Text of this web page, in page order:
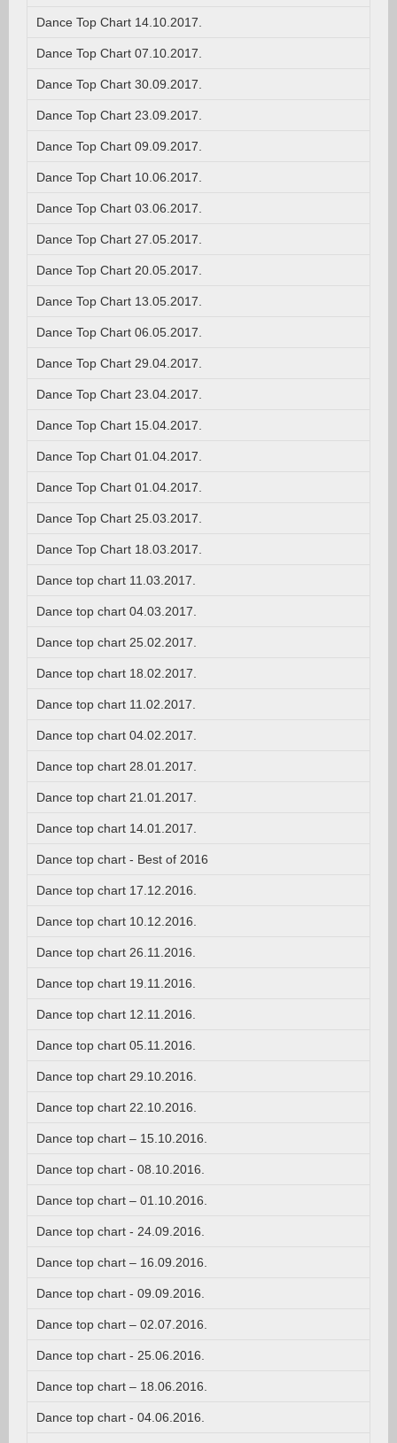
Dance Top Chart 14.10.2017.
Dance Top Chart 07.10.2017.
Dance Top Chart 30.09.2017.
Dance Top Chart 23.09.2017.
Dance Top Chart 09.09.2017.
Dance Top Chart 10.06.2017.
Dance Top Chart 03.06.2017.
Dance Top Chart 27.05.2017.
Dance Top Chart 20.05.2017.
Dance Top Chart 13.05.2017.
Dance Top Chart 06.05.2017.
Dance Top Chart 29.04.2017.
Dance Top Chart 23.04.2017.
Dance Top Chart 15.04.2017.
Dance Top Chart 01.04.2017.
Dance Top Chart 01.04.2017.
Dance Top Chart 25.03.2017.
Dance Top Chart 18.03.2017.
Dance top chart 11.03.2017.
Dance top chart 04.03.2017.
Dance top chart 25.02.2017.
Dance top chart 18.02.2017.
Dance top chart 11.02.2017.
Dance top chart 04.02.2017.
Dance top chart 28.01.2017.
Dance top chart 21.01.2017.
Dance top chart 14.01.2017.
Dance top chart - Best of 2016
Dance top chart 17.12.2016.
Dance top chart 10.12.2016.
Dance top chart 26.11.2016.
Dance top chart 19.11.2016.
Dance top chart 12.11.2016.
Dance top chart 05.11.2016.
Dance top chart 29.10.2016.
Dance top chart 22.10.2016.
Dance top chart – 15.10.2016.
Dance top chart - 08.10.2016.
Dance top chart – 01.10.2016.
Dance top chart - 24.09.2016.
Dance top chart – 16.09.2016.
Dance top chart - 09.09.2016.
Dance top chart – 02.07.2016.
Dance top chart - 25.06.2016.
Dance top chart – 18.06.2016.
Dance top chart - 04.06.2016.